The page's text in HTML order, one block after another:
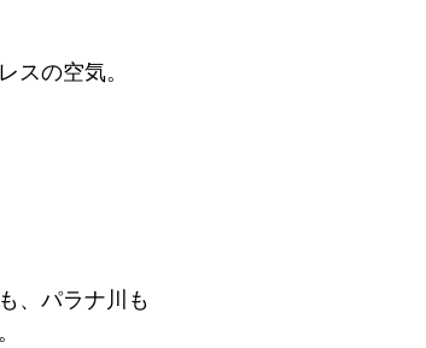
スの空気。
、パラナ川も